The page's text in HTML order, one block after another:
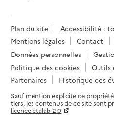
Plan du site
Accessibilité :
Mentions légales
Contact
Données personnelles
Politique des cookies
Outils
Partenaires
Historique des
Sauf mention explicite de
tiers, les contenus de ce site sont
licence etalab-2.0